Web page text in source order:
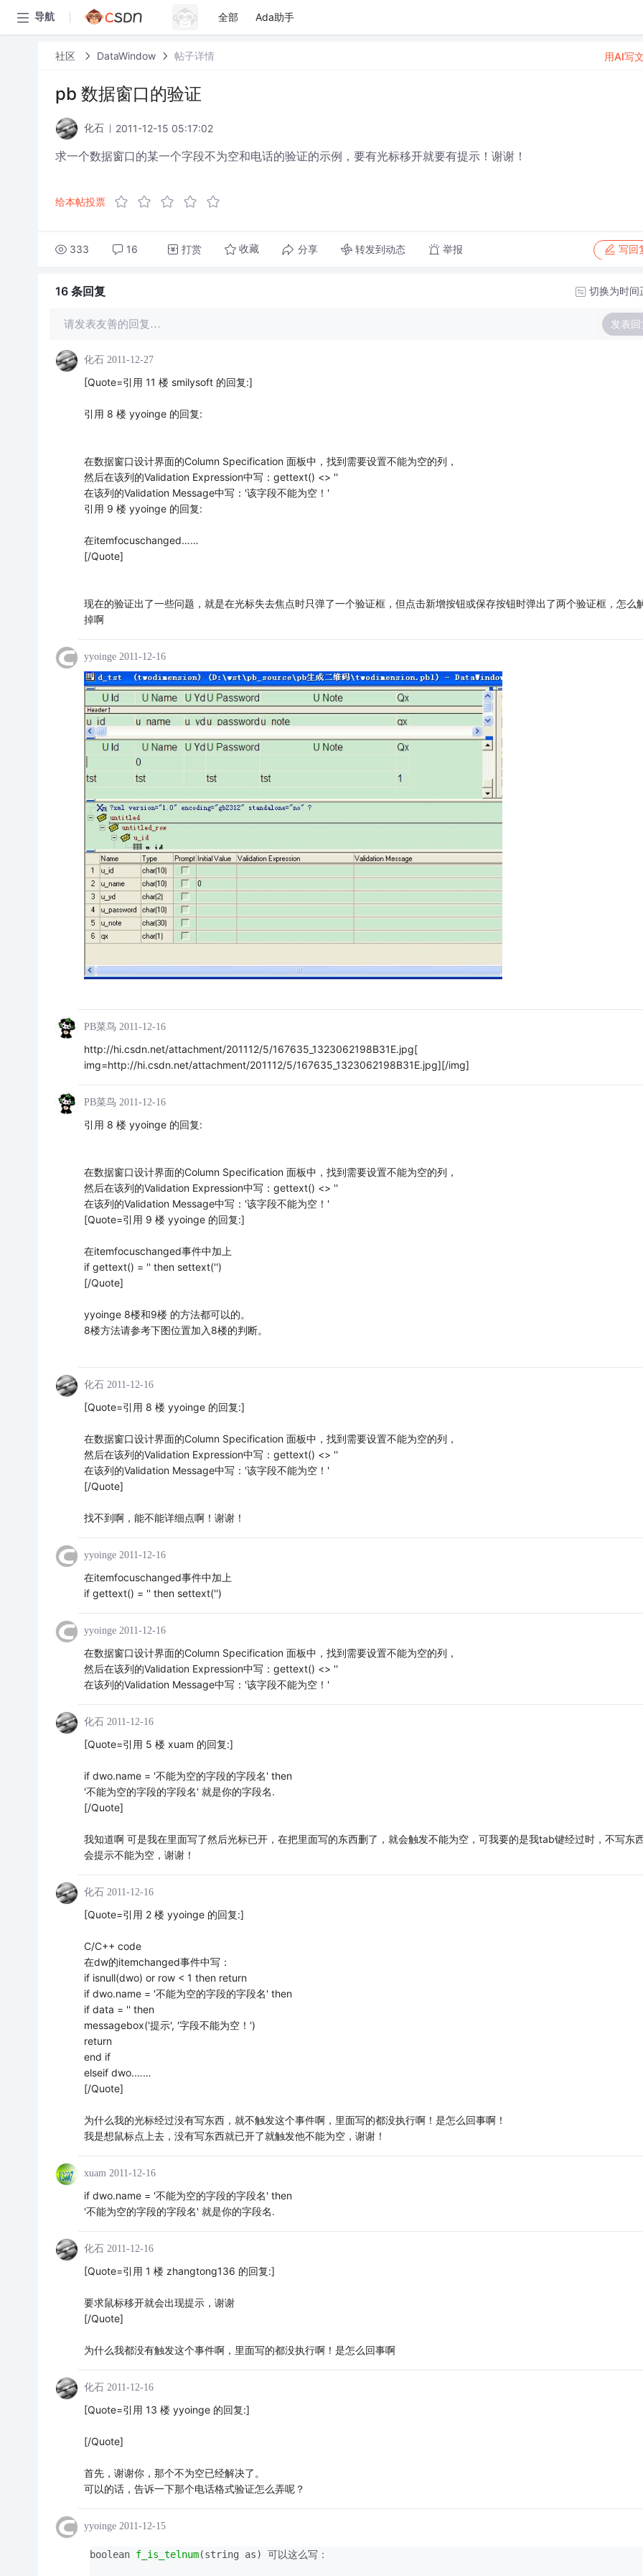
导航 全部 Ada助手
社区 DataWindow 帖子详情
pb 数据窗口的验证
化石 2011-12-15 05:17:02
求一个数据窗口的某一个字段不为空和电话的验证的示例，要有光标移开就要有提示！谢谢！
给本帖投票
333 16 打赏 收藏 分享 转发到动态 举报 写回
用AI写
16 条回复 切换为时间
请发表友善的回复… 发表回
化石 2011-12-27
[Quote=引用 11 楼 smilysoft 的回复:]
引用 8 楼 yyoinge 的回复:
在数据窗口设计界面的Column Specification 面板中，找到需要设置不能为空的列，
然后在该列的Validation Expression中写：gettext() <> ''
在该列的Validation Message中写：'该字段不能为空！'
引用 9 楼 yyoinge 的回复:
在itemfocuschanged……
[/Quote]
现在的验证出了一些问题，就是在光标失去焦点时只弹了一个验证框，但点击新增按钮或保存按钮时弹出了两个验证框，怎么
掉啊
yyoinge 2011-12-16
PB菜鸟 2011-12-16
http://hi.csdn.net/attachment/201112/5/167635_1323062198B31E.jpg[
img=http://hi.csdn.net/attachment/201112/5/167635_1323062198B31E.jpg][/img]
PB菜鸟 2011-12-16
引用 8 楼 yyoinge 的回复:
在数据窗口设计界面的Column Specification 面板中，找到需要设置不能为空的列，
然后在该列的Validation Expression中写：gettext() <> ''
在该列的Validation Message中写：'该字段不能为空！'
[Quote=引用 9 楼 yyoinge 的回复:]
在itemfocuschanged事件中加上
if gettext() = '' then settext('')
[/Quote]
yyoinge 8楼和9楼 的方法都可以的。
8楼方法请参考下图位置加入8楼的判断。
化石 2011-12-16
[Quote=引用 8 楼 yyoinge 的回复:]
在数据窗口设计界面的Column Specification 面板中，找到需要设置不能为空的列，
然后在该列的Validation Expression中写：gettext() <> ''
在该列的Validation Message中写：'该字段不能为空！'
[/Quote]
找不到啊，能不能详细点啊！谢谢！
yyoinge 2011-12-16
在itemfocuschanged事件中加上
if gettext() = '' then settext('')
yyoinge 2011-12-16
在数据窗口设计界面的Column Specification 面板中，找到需要设置不能为空的列，
然后在该列的Validation Expression中写：gettext() <> ''
在该列的Validation Message中写：'该字段不能为空！'
化石 2011-12-16
[Quote=引用 5 楼 xuam 的回复:]
if dwo.name = '不能为空的字段的字段名' then
'不能为空的字段的字段名' 就是你的字段名.
[/Quote]
我知道啊 可是我在里面写了然后光标已开，在把里面写的东西删了，就会触发不能为空，可我要的是我tab键经过时，不写东
会提示不能为空，谢谢！
化石 2011-12-16
[Quote=引用 2 楼 yyoinge 的回复:]
C/C++ code
在dw的itemchanged事件中写：
if isnull(dwo) or row < 1 then return
if dwo.name = '不能为空的字段的字段名' then
if data = '' then
messagebox('提示', '字段不能为空！')
return
end if
elseif dwo.……
[/Quote]
为什么我的光标经过没有写东西，就不触发这个事件啊，里面写的都没执行啊！是怎么回事啊！
我是想鼠标点上去，没有写东西就已开了就触发他不能为空，谢谢！
xuam 2011-12-16
if dwo.name = '不能为空的字段的字段名' then
'不能为空的字段的字段名' 就是你的字段名.
化石 2011-12-16
[Quote=引用 1 楼 zhangtong136 的回复:]
要求鼠标移开就会出现提示，谢谢
[/Quote]
为什么我都没有触发这个事件啊，里面写的都没执行啊！是怎么回事啊
化石 2011-12-16
[Quote=引用 13 楼 yyoinge 的回复:]
[/Quote]
首先，谢谢你，那个不为空已经解决了。
可以的话，告诉一下那个电话格式验证怎么弄呢？
yyoinge 2011-12-15
boolean f_is_telnum(string as) 可以这么写：